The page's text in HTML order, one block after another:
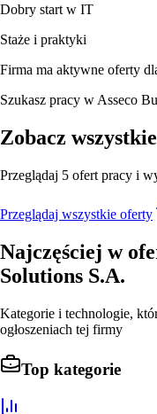
Dobry start w IT
Staże i praktyki
Firma ma aktywne oferty
Szukasz pracy w Asseco
Zobacz
Przeglądaj 5 ofert pracy i
Przeglądaj wszystkie oferty
Najczęściej w
Solutions S.A.
Kategorie i technologie,
ogłoszeniach tej firmy
Top kategorie